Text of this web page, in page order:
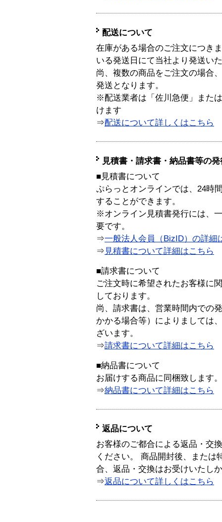
配送について
在庫がある場合のご注文につき
いる発送日にて当社より発送い
尚、複数の商品をご注文の場合
発送となります。
※配送業者は「佐川急便」また
けます
⇒配送について詳しくはこちら
見積書・請求書・納品書等の
■見積書について
ぷらっとオンラインでは、24時
することができます。
※オンライン見積書発行には、
要です。
⇒一般法人会員（BizID）の詳細
⇒ 見積書について詳細はこちら
■請求書について
ご注文時に希望されたお客様に
しております。
尚、請求書は、営業時間内での
かかる場合等）によりましては
ざいます。
⇒請求書について詳細はこちら
■納品書について
お届けする商品に同梱致します。
⇒納品書について詳細はこちら
返品について
お客様のご都合による返品・交
ください。 商品開封後、または
合、返品・交換はお受けいたし
⇒返品について詳しくはこちら